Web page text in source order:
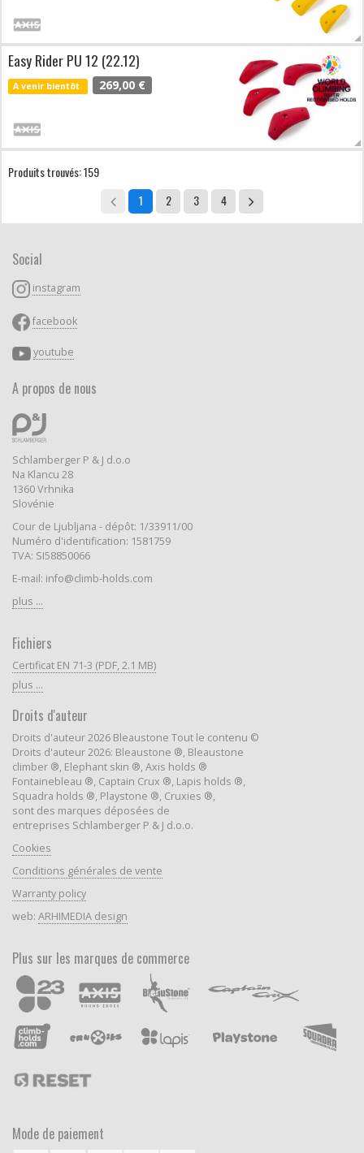
Easy Rider PU 12 (22.12)
A venir bientôt 269,00 €
Produits trouvés: 159
1
2 3 4
Social
instagram
facebook
youtube
A propos de nous
Schlamberger P & J d.o.o
Na Klancu 28
1360 Vrhnika
Slovénie
Cour de Ljubljana - dépôt: 1/33911/00
Numéro d'identification: 1581759
TVA: SI58850066
E-mail: info@climb-holds.com
plus ...
Fichiers
Certificat EN 71-3 (PDF, 2.1 MB)
plus ...
Droits d'auteur
Droits d'auteur 2026 Bleaustone Tout le contenu ©
Droits d'auteur 2026: Bleaustone ®, Bleaustone
climber ®, Elephant skin ®, Axis holds ®
Fontainebleau ®, Captain Crux ®, Lapis holds ®,
Squadra holds ®, Playstone ®, Cruxies ®,
sont des marques déposées de
entreprises Schlamberger P & J d.o.o.
Cookies
Conditions générales de vente
Warranty policy
web: ARHIMEDIA design
Plus sur les marques de commerce
Mode de paiement